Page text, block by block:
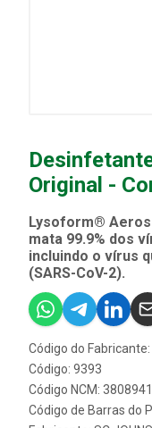
Original -
Lysoform®
mata 99.9% dos
incluindo o vírus
(SARS-CoV-2).
Código do
Código: 9393
Código NCM:
Código de Barras do